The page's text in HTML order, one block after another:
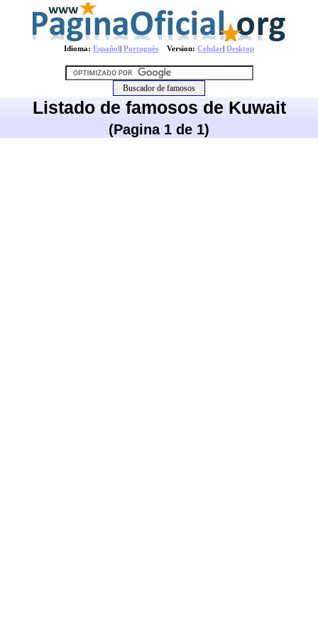
Idioma: Español| Português Version: Celular| Desktop
Listado de famosos de Kuwait
(Pagina 1 de 1)